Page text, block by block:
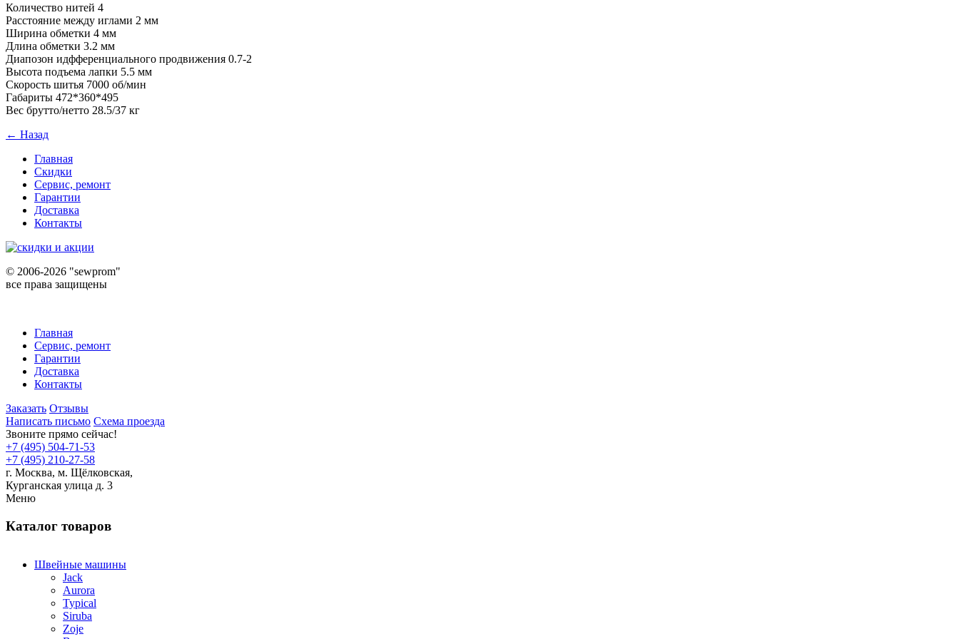
Количество нитей 4
Расстояние между иглами 2 мм
Ширина обметки 4 мм
Длина обметки 3.2 мм
Диапозон идфференциального продвижения 0.7-2
Высота подъема лапки 5.5 мм
Скорость шитья 7000 об/мин
Габариты 472*360*495
Вес брутто/нетто 28.5/37 кг
← Назад
Главная
Скидки
Сервис, ремонт
Гарантии
Доставка
Контакты
© 2006-2026 "sewprom"
все права защищены
Главная
Сервис, ремонт
Гарантии
Доставка
Контакты
Заказать Отзывы
Написать письмо Схема проезда
Звоните прямо сейчас!
+7 (495) 504-71-53
+7 (495) 210-27-58
г. Москва, м. Щёлковская,
Курганская улица д. 3
Меню
Каталог товаров
Швейные машины
Jack
Aurora
Typical
Siruba
Zoje